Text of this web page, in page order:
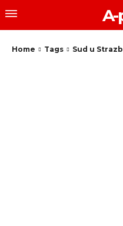
Home Tags Sud u